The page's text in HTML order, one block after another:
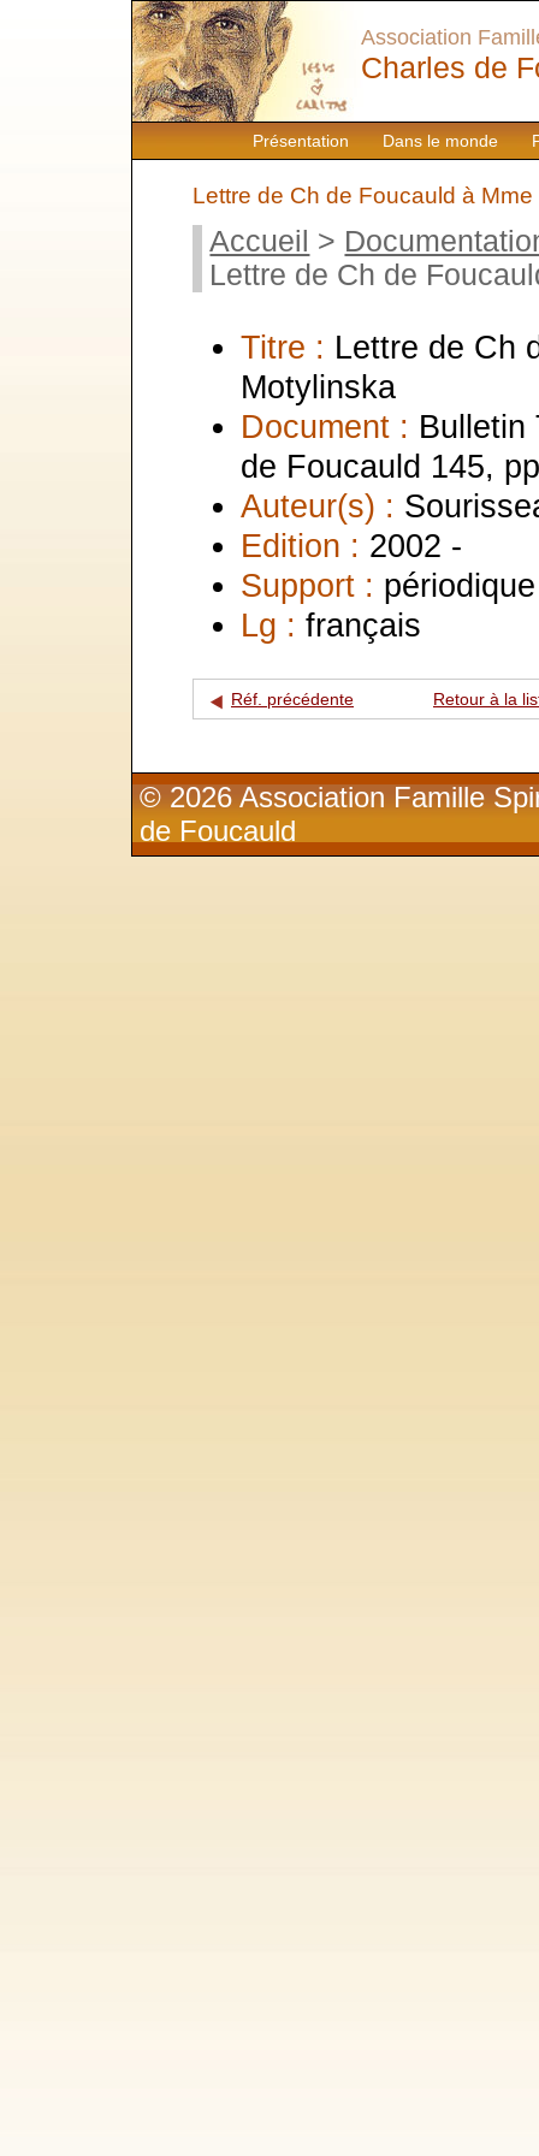
Présentation Dans le monde
Association
Charles de
Lettre de Ch de Foucauld à
Accueil >
Lettre de Ch de
Titre : Lettre de Ch
Motylinska
Document : Bulletin
de Foucauld 145,
Auteur(s) :
Edition : 2002 -
Support : périodique
Lg : français
Réf. précédente Retour à la
© 2026 Association Famille
de Foucauld